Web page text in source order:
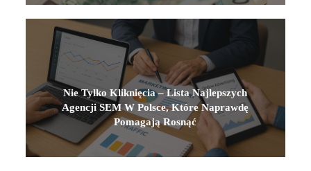
Nie Tylko Kliknięcia – Lista Najlepszych
Agencji SEM W Polsce, Które Naprawdę
Pomagają Rosnąć